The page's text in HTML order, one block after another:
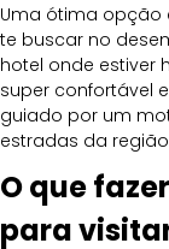
Uma ótima opção
te buscar no
hotel onde estiver
super confortável
guiado por um
estradas da
O que
para